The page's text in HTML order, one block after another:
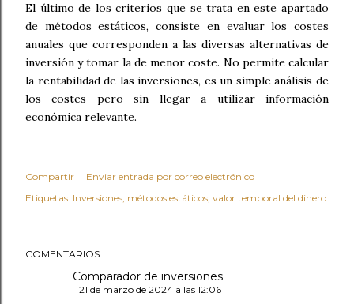
El último de los criterios que se trata en este apartado
de métodos estáticos, consiste en evaluar los costes
anuales que corresponden a las diversas alternativas de
inversión y tomar la de menor coste. No permite calcular
la rentabilidad de las inversiones, es un simple análisis de
los costes pero sin llegar a utilizar información
económica relevante.
Compartir
Enviar entrada por correo electrónico
Etiquetas: Inversiones métodos estáticos valor temporal del dinero
COMENTARIOS
Comparador de inversiones
21 de marzo de 2024 a las 12:06